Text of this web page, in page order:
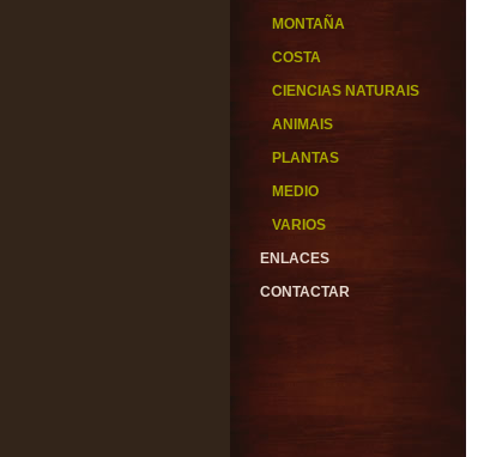
MONTAÑA
COSTA
CIENCIAS NATURAIS
ANIMAIS
PLANTAS
MEDIO
VARIOS
ENLACES
CONTACTAR